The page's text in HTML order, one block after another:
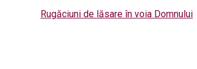
Rugăciuni de lăsare în voia Domnului